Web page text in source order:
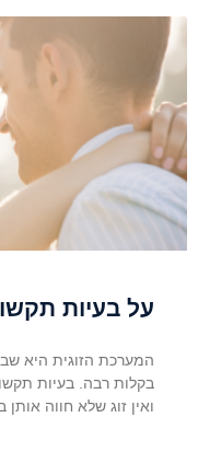
על בעיות
המערכת הזוגית היא
בקלות רבה. בעיות
ואין זוג שלא חווה אותן